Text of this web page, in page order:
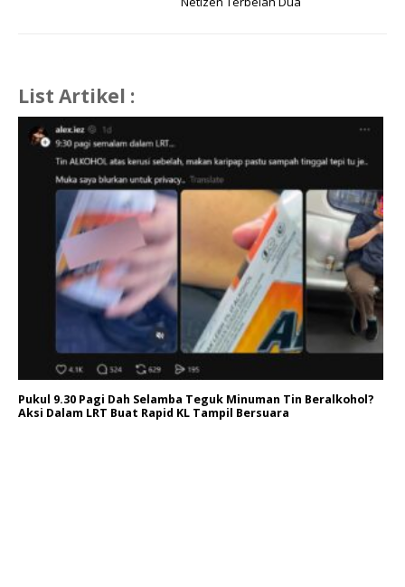
List Artikel :
Pukul 9.30 Pagi Dah Selamba Teguk Minuman Tin Beralkohol?
Aksi Dalam LRT Buat Rapid KL Tampil Bersuara